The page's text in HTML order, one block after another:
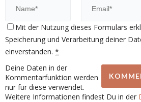
Mit der Nutzung dieses Formulars
Speicherung und Verarbeitung deiner
einverstanden. *
Deine Daten in der
Kommentarfunktion werden
nur für diese verwendet.
Weitere Informationen findest Du in der